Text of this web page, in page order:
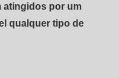
atingidos por um
qualquer tipo de